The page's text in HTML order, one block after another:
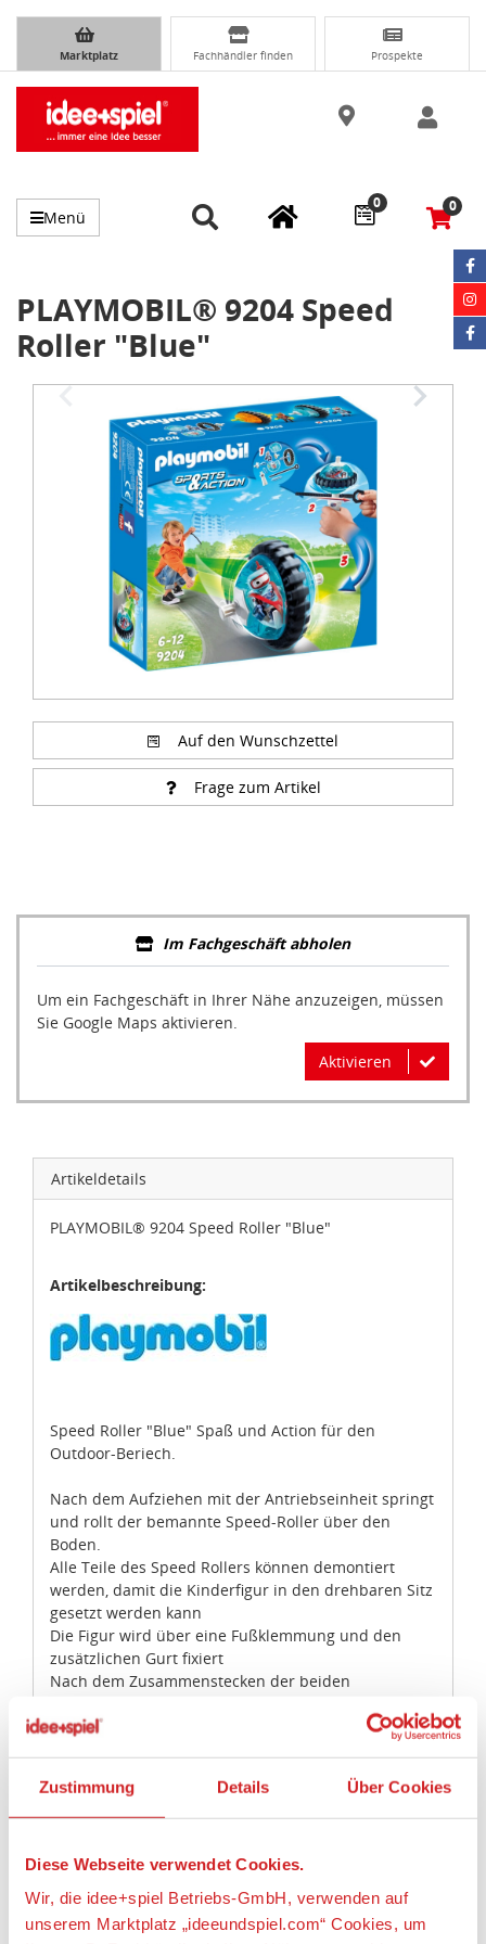
Zustimmung Details Über Cookies
Diese Webseite verwendet Cookies.
Wir, die idee+spiel Betriebs-GmbH, verwenden auf
unserem Marktplatz „ideeundspiel.com“ Cookies, um
Marktplatz Fachhändler finden Prospekte
Menü
0 0
PLAYMOBIL® 9204 Speed
Roller "Blue"
Auf den Wunschzettel
Frage zum Artikel
Im Fachgeschäft abholen
Um ein Fachgeschäft in Ihrer Nähe anzuzeigen, müssen
Sie Google Maps aktivieren.
Aktivieren
Artikeldetails
PLAYMOBIL® 9204 Speed Roller "Blue"
Artikelbeschreibung:
Speed Roller "Blue" Spaß und Action für den
Outdoor-Beriech.
Nach dem Aufziehen mit der Antriebseinheit springt
und rollt der bemannte Speed-Roller über den
Boden.
Alle Teile des Speed Rollers können demontiert
werden, damit die Kinderfigur in den drehbaren Sitz
gesetzt werden kann
Die Figur wird über eine Fußklemmung und den
zusätzlichen Gurt fixiert
Nach dem Zusammenstecken der beiden
seitlichen Antriebsachsen verriegelt und mit dem
Zum Starten wird die Kapsel mit einer Antriebsachse
auf den Griff gesteckt und aufgezogen.
Geeignetes Alter
Ab 6 Jahre